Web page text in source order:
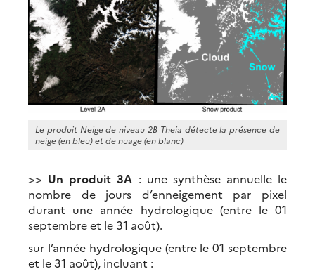
Le produit Neige de niveau 2B Theia détecte la présence de
neige (en bleu) et de nuage (en blanc)
>> Un produit 3A : une synthèse annuelle le
nombre de jours d’enneigement par pixel
durant une année hydrologique (entre le 01
septembre et le 31 août).
sur l’année hydrologique (entre le 01 septembre
et le 31 août), incluant :